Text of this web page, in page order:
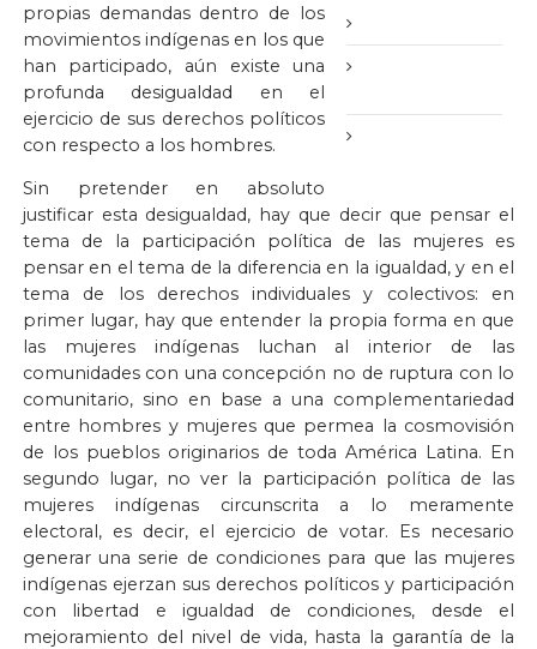
propias demandas dentro de los
movimientos indígenas en los que
han participado, aún existe una
profunda desigualdad en el
ejercicio de sus derechos políticos
con respecto a los hombres.
Sin pretender en absoluto
justificar esta desigualdad, hay que decir que pensar el
tema de la participación política de las mujeres es
pensar en el tema de la diferencia en la igualdad, y en el
tema de los derechos individuales y colectivos: en
primer lugar, hay que entender la propia forma en que
las mujeres indígenas luchan al interior de las
comunidades con una concepción no de ruptura con lo
comunitario, sino en base a una complementariedad
entre hombres y mujeres que permea la cosmovisión
de los pueblos originarios de toda América Latina. En
segundo lugar, no ver la participación política de las
mujeres indígenas circunscrita a lo meramente
electoral, es decir, el ejercicio de votar. Es necesario
generar una serie de condiciones para que las mujeres
indígenas ejerzan sus derechos políticos y participación
con libertad e igualdad de condiciones, desde el
mejoramiento del nivel de vida, hasta la garantía de la